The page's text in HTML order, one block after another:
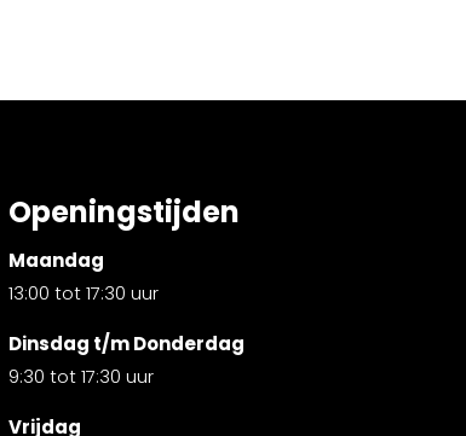
Openingstijden
Maandag
13:00 tot 17:30 uur
Dinsdag t/m Donderdag
9:30 tot 17:30 uur
Vrijdag